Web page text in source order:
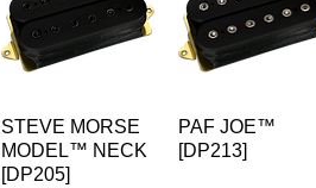
STEVE MORSE
MODEL™ NECK
[DP205]
PAF JOE™
[DP213]